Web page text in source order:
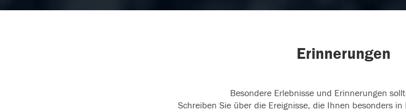
Erinnerungen
Besondere Erlebnisse und Erinnerungen
Schreiben Sie über die Ereignisse, die Ihnen besonders